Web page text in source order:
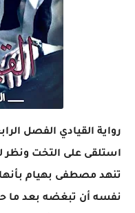
رواية القيادي الفصل الرابع
استلقى على التخت ونظر
تنهد مصطفى بهيام
نفسه أن تبغضه بعد ما